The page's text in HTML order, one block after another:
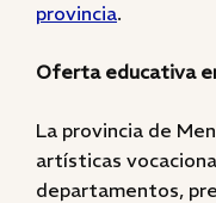
provincia.
Oferta educativa
La provincia de
artísticas
departamentos,